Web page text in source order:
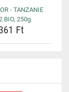
- TANZANIE
BIO, 250g
Ft